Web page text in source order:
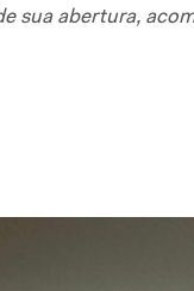
sua abertura,